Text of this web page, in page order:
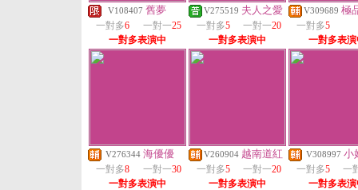
V108407 舊夢
一對多6 一對一25
一對多表演中
V275519 夫人之愛
一對多5 一對一20
一對多表演中
V309689 極
一對多5
一對多表
V276344 海優優
一對多8 一對一30
一對多表演中
V260904 越南道紅
一對多5 一對一20
一對多表演中
V308997 小
一對多5
一
一對多表